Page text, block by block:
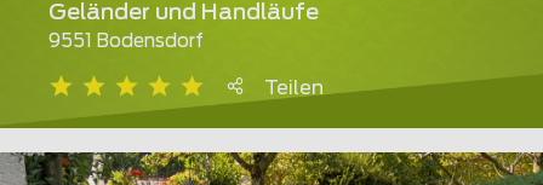
Geländer und Handläufe
9551 Bodensdorf
Teilen